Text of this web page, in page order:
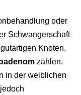
oder
Schwangerschaft
Knoten.
zählen.
in der weiblichen